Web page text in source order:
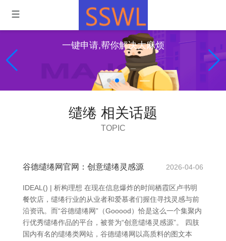
一键申请,帮你解决大麻烦
缱绻 相关话题
TOPIC
谷德缱绻网官网：创意缱绻灵感源 2026-04-06
IDEAL() | 析构理想 在现在信息爆炸的时间 栖霞区卢书明
餐饮店，缱绻行业的从业者和爱慕者们握住寻找灵感与前
沿资讯。而“谷德缱绻网”（Gooood）恰是这么一个集聚内
行优秀缱绻作品的平台，被誉为“创意缱绻灵感源”。 四肢
国内有名的缱绻类网站，谷德缱绻网以高质料的图文本